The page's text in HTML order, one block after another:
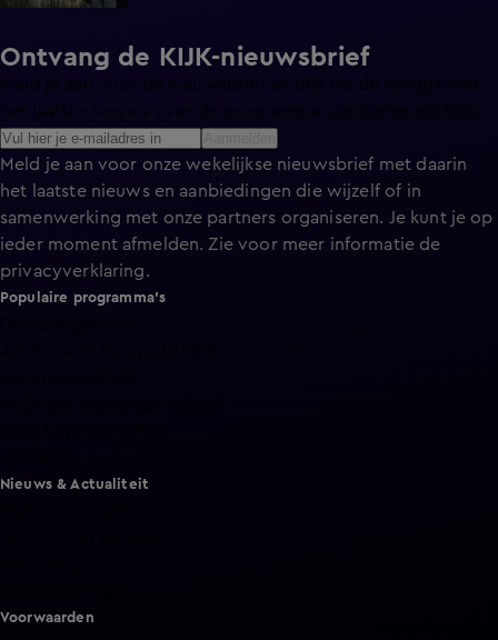
Ontvang de KIJK-nieuwsbrief
Meld je aan voor de nieuwsbrief en blijf op de hoogte van
Meld je aan voor onze wekelijkse nieuwsbrief met daarin
het laatste nieuws en aanbiedingen die wijzelf of in
samenwerking met onze partners organiseren. Je kunt je op
ieder moment afmelden. Zie voor meer informatie de
privacyverklaring.
Populaire programma's
Nieuws & Actualiteit
Voorwaarden